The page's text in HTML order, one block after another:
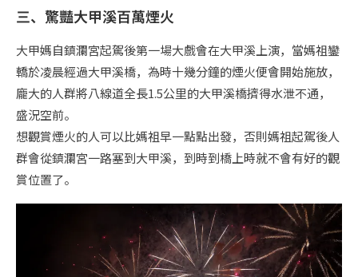
三、驚豔大甲溪百萬煙火
大甲媽自鎮瀾宮起駕後第一場大戲會在大甲溪上演，當媽祖鑾
轎於凌晨經過大甲溪橋，為時十幾分鐘的煙火便會開始施放，
龐大的人群將八線道全長1.5公里的大甲溪橋擠得水泄不通，
盛況空前。
想觀賞煙火的人可以比媽祖早一點點出發，否則媽祖起駕後人
群會從鎮瀾宮一路塞到大甲溪，到時到橋上時就不會有好的觀
賞位置了。